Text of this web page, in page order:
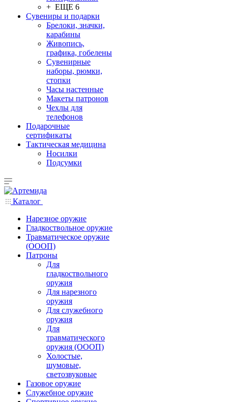
+ ЕЩЕ 6
Сувениры и подарки
Брелоки, значки,
карабины
Живопись,
графика, гобелены
Сувенирные
наборы, рюмки,
стопки
Часы настенные
Макеты патронов
Чехлы для
телефонов
Подарочные
сертификаты
Тактическая медицина
Носилки
Подсумки
Каталог
Нарезное оружие
Гладкоствольное оружие
Травматическое оружие
(ОООП)
Патроны
Для
гладкоствольного
оружия
Для нарезного
оружия
Для служебного
оружия
Для
травматического
оружия (ОООП)
Холостые,
шумовые,
светозвуковые
Газовое оружие
Служебное оружие